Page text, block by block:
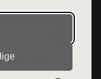
en række
produkter fra
fra denne side - vi
har heller ikke